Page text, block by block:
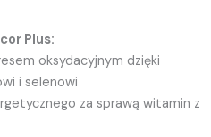
Plus:
oksydacyjnym dzięki
i selenowi
za sprawą witamin z